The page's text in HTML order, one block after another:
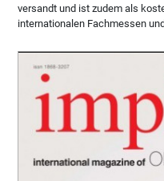
versandt und ist zudem als
internationalen Fachmessen